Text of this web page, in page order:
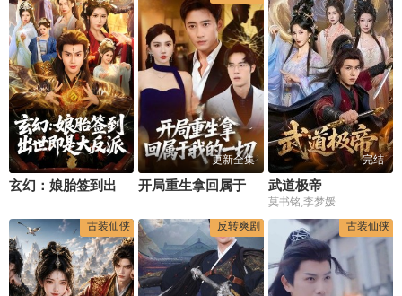
更新全集 完结
武道极帝
莫书铭,李梦媛
古装仙侠
反转爽剧 古装仙侠